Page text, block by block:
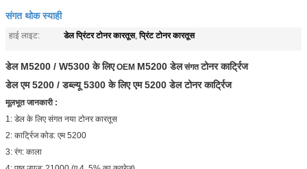
संगत थोक स्याही
हाई लाइट: डेल प्रिंटर टोनर कारतूस,प्रिंट टोनर कारतूस
डेल M5200 / W5300 के लिएOEM M5200 डेलसंगतटोनर कार्ट्रिज
डेल एम 5200 / डब्ल्यू 5300 के लिए एम 5200 डेल टोनर कार्ट्रिज
मूलभूत जानकारी :
1: डेल के लिए संगत नया टोनर कारतूस
2: कार्ट्रिज कोड: एम 5200
3: रंग: काला